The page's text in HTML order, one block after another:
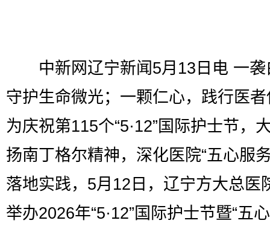
中新网辽宁新闻5月13日电 一袭
守护生命微光；一颗仁心，践行医
为庆祝第115个“5·12”国际护士节，
扬南丁格尔精神，深化医院“五心服
落地实践，5月12日，辽宁方大总医
举办2026年“5·12”国际护士节暨“五